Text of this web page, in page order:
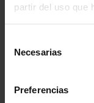
partir del uso que
Necesarias
Preferencias
Vicenzovo
chocolate,